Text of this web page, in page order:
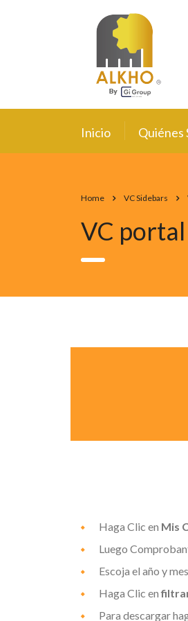
Inicio Quiénes
Home VC Sidebars
VC
Haga Clic en Mis
Luego
Escoja el año y
Haga Clic en
Para descargar